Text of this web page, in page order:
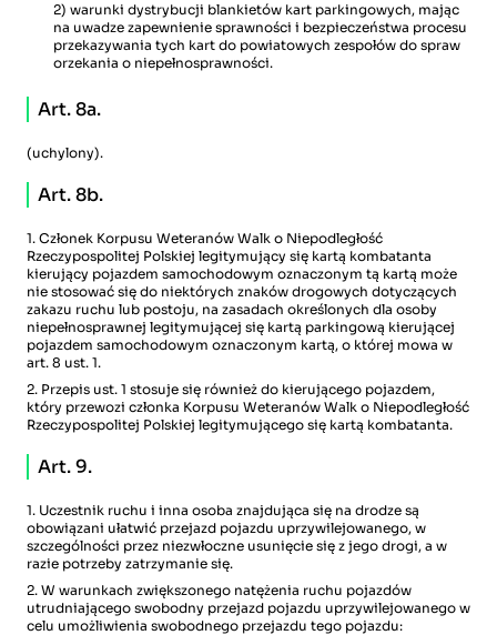
2) warunki dystrybucji blankietów kart parkingowych, mając
na uwadze zapewnienie sprawności i bezpieczeństwa procesu
przekazywania tych kart do powiatowych zespołów do spraw
orzekania o niepełnosprawności.
Art. 8a.
(uchylony).
Art. 8b.
1. Członek Korpusu Weteranów Walk o Niepodległość
Rzeczypospolitej Polskiej legitymujący się kartą kombatanta
kierujący pojazdem samochodowym oznaczonym tą kartą może
nie stosować się do niektórych znaków drogowych dotyczących
zakazu ruchu lub postoju, na zasadach określonych dla osoby
niepełnosprawnej legitymującej się kartą parkingową kierującej
pojazdem samochodowym oznaczonym kartą, o której mowa w
art. 8 ust. 1.
2. Przepis ust. 1 stosuje się również do kierującego pojazdem,
który przewozi członka Korpusu Weteranów Walk o Niepodległość
Rzeczypospolitej Polskiej legitymującego się kartą kombatanta.
Art. 9.
1. Uczestnik ruchu i inna osoba znajdująca się na drodze są
obowiązani ułatwić przejazd pojazdu uprzywilejowanego, w
szczególności przez niezwłoczne usunięcie się z jego drogi, a w
razie potrzeby zatrzymanie się.
2. W warunkach zwiększonego natężenia ruchu pojazdów
utrudniającego swobodny przejazd pojazdu uprzywilejowanego w
celu umożliwienia swobodnego przejazdu tego pojazdu: